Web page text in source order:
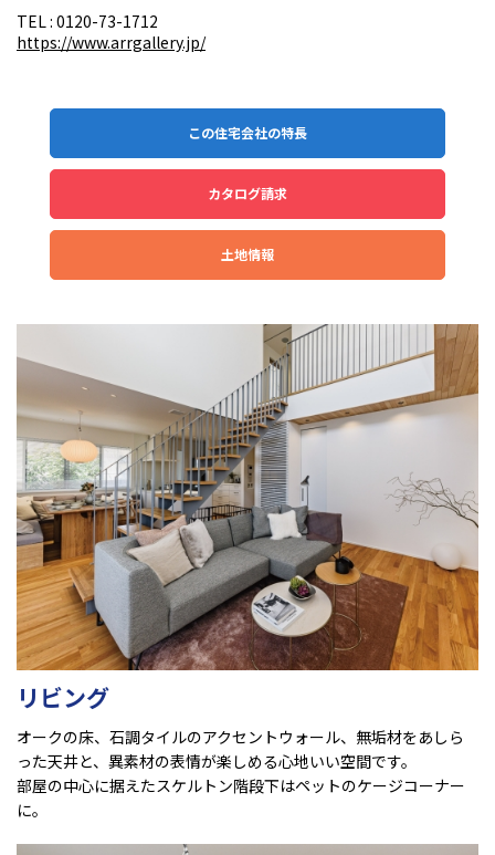
TEL : 0120-73-1712
https://www.arrgallery.jp/
この住宅会社の特長
カタログ請求
土地情報
リビング
オークの床、石調タイルのアクセントウォール、無垢材をあしら
った天井と、異素材の表情が楽しめる心地いい空間です。
部屋の中心に据えたスケルトン階段下はペットのケージコーナー
に。